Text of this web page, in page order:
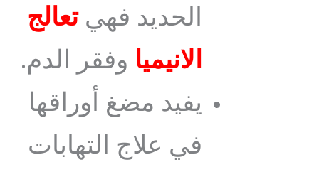
الحديد فهيتعالج
الانيميا وفقر الدم.
يفيد مضغ أوراقها
في علاج التهابات